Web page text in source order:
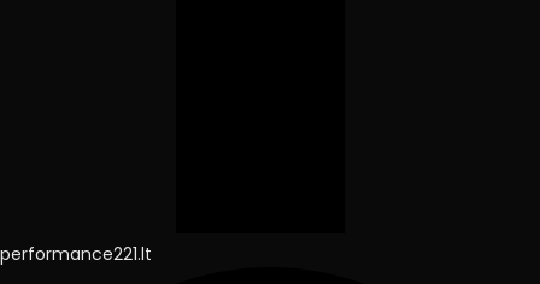
performance221.lt